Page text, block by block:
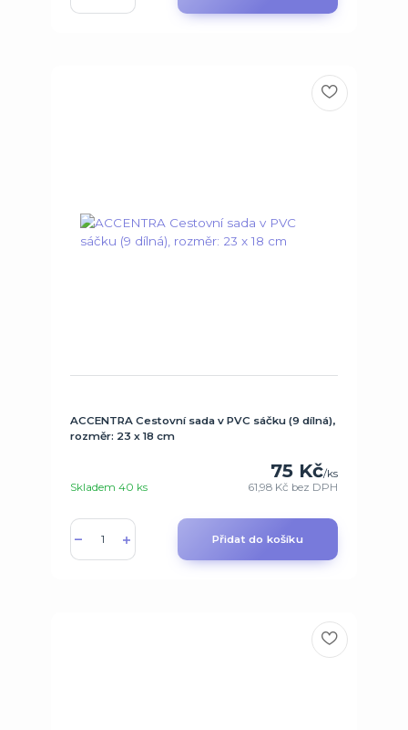
ACCENTRA Cestovní sada v PVC sáčku (9 dílná),
rozměr: 23 x 18 cm
75 Kč/ks
61,98 Kč bez DPH
Skladem 40 ks
Přidat do košíku